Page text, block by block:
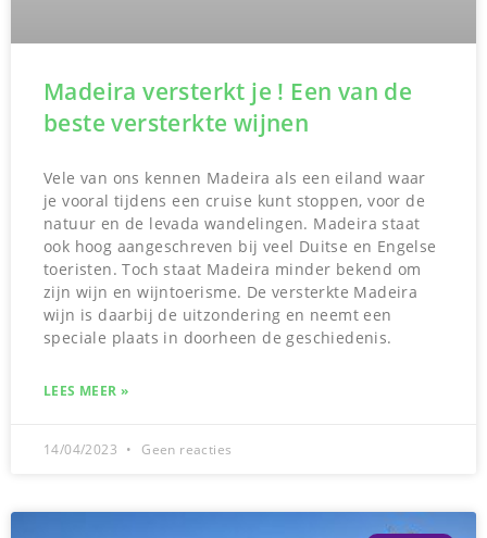
Madeira versterkt je ! Een van de
beste versterkte wijnen
Vele van ons kennen Madeira als een eiland waar
je vooral tijdens een cruise kunt stoppen, voor de
natuur en de levada wandelingen. Madeira staat
ook hoog aangeschreven bij veel Duitse en Engelse
toeristen. Toch staat Madeira minder bekend om
zijn wijn en wijntoerisme. De versterkte Madeira
wijn is daarbij de uitzondering en neemt een
speciale plaats in doorheen de geschiedenis.
LEES MEER »
14/04/2023 Geen reacties